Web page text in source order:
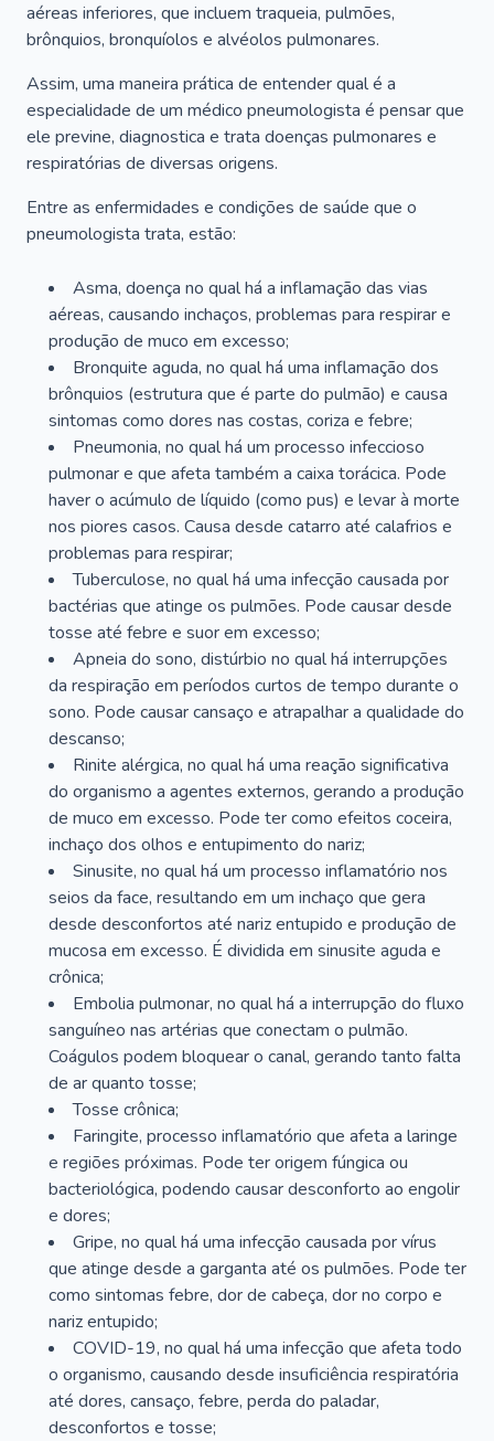
aéreas inferiores, que incluem traqueia, pulmões,
brônquios, bronquíolos e alvéolos pulmonares.
Assim, uma maneira prática de entender qual é a
especialidade de um médico pneumologista é pensar que
ele previne, diagnostica e trata doenças pulmonares e
respiratórias de diversas origens.
Entre as enfermidades e condições de saúde que o
pneumologista trata, estão:
Asma, doença no qual há a inflamação das vias
aéreas, causando inchaços, problemas para respirar e
produção de muco em excesso;
Bronquite aguda, no qual há uma inflamação dos
brônquios (estrutura que é parte do pulmão) e causa
sintomas como dores nas costas, coriza e febre;
Pneumonia, no qual há um processo infeccioso
pulmonar e que afeta também a caixa torácica. Pode
haver o acúmulo de líquido (como pus) e levar à morte
nos piores casos. Causa desde catarro até calafrios e
problemas para respirar;
Tuberculose, no qual há uma infecção causada por
bactérias que atinge os pulmões. Pode causar desde
tosse até febre e suor em excesso;
Apneia do sono, distúrbio no qual há interrupções
da respiração em períodos curtos de tempo durante o
sono. Pode causar cansaço e atrapalhar a qualidade do
descanso;
Rinite alérgica, no qual há uma reação significativa
do organismo a agentes externos, gerando a produção
de muco em excesso. Pode ter como efeitos coceira,
inchaço dos olhos e entupimento do nariz;
Sinusite, no qual há um processo inflamatório nos
seios da face, resultando em um inchaço que gera
desde desconfortos até nariz entupido e produção de
mucosa em excesso. É dividida em sinusite aguda e
crônica;
Embolia pulmonar, no qual há a interrupção do fluxo
sanguíneo nas artérias que conectam o pulmão.
Coágulos podem bloquear o canal, gerando tanto falta
de ar quanto tosse;
Tosse crônica;
Faringite, processo inflamatório que afeta a laringe
e regiões próximas. Pode ter origem fúngica ou
bacteriológica, podendo causar desconforto ao engolir
e dores;
Gripe, no qual há uma infecção causada por vírus
que atinge desde a garganta até os pulmões. Pode ter
como sintomas febre, dor de cabeça, dor no corpo e
nariz entupido;
COVID-19, no qual há uma infecção que afeta todo
o organismo, causando desde insuficiência respiratória
até dores, cansaço, febre, perda do paladar,
desconfortos e tosse;